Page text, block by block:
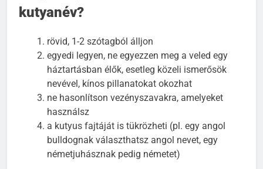
kutyanév?
rövid, 1-2 szótagból álljon
egyedi legyen, ne egyezzen meg a veled egy
háztartásban élők, esetleg közeli ismerősök
nevével, kínos pillanatokat okozhat
ne hasonlítson vezényszavakra, amelyeket
használsz
a kutyus fajtáját is tükrözheti (pl. egy angol
bulldognak választhatsz angol nevet, egy
németjuhásznak pedig németet)